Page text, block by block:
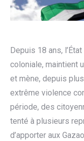
Depuis 18 ans,
coloniale, maintient
et mène, depuis
extrême violence
période, des
tenté à plusieurs
d’apporter aux